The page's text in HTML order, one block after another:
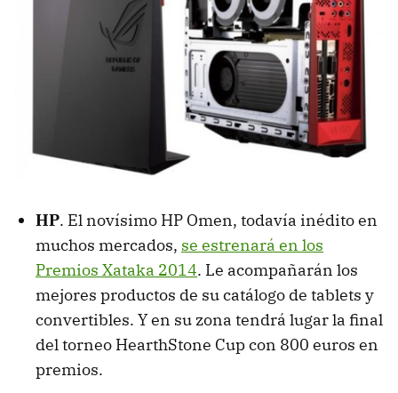
HP. El novísimo HP Omen, todavía inédito en
muchos mercados, se estrenará en los
Premios Xataka 2014. Le acompañarán los
mejores productos de su catálogo de tablets y
convertibles. Y en su zona tendrá lugar la final
del torneo HearthStone Cup con 800 euros en
premios.